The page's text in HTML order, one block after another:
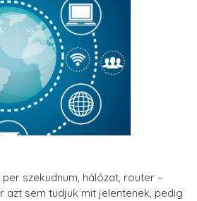
szekudnum, hálózat, router –
azt sem tudjuk mit jelentenek, pedig